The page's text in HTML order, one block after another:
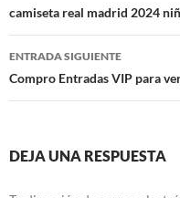
de
entradas
camiseta real madrid 2024
ENTRADA SIGUIENTE
Compro Entradas VIP para
DEJA UNA RESPUESTA